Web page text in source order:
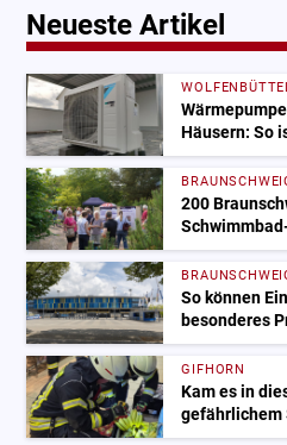
Neueste Artikel
Häusern: So
200
So können
besonderes
GIFHORN
Kam es in
gefährlichem